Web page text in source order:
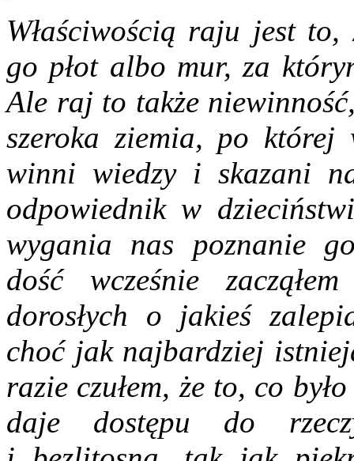
Właściwością raju jest
go płot albo mur, za
Ale raj to także
szeroka ziemia, po
winni wiedzy i skazani
odpowiednik w
wygania nas poznanie
dość wcześnie
dorosłych o jakieś
choć jak najbardziej
razie czułem, że to, co
daje dostępu do